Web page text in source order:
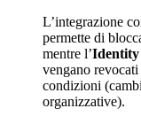
L’integrazione
permette di
mentre l’Identity
vengano
condizioni
organizzative).